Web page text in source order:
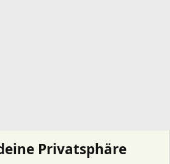
Privatsphäre